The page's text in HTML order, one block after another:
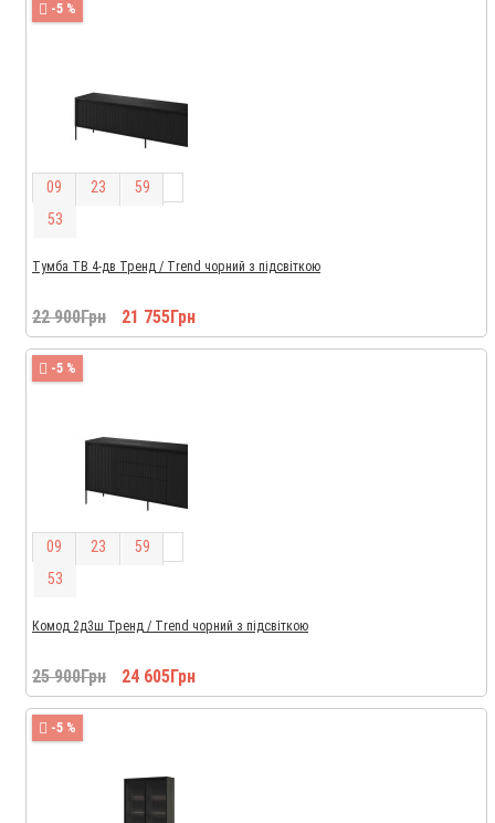
-5 %
09 23 59
52
Тумба ТВ 4-дв Тренд / Trend чорний з підсвіткою
22 900Грн 21 755Грн
-5 %
09 23 59
52
Комод 2д3ш Тренд / Trend чорний з підсвіткою
25 900Грн 24 605Грн
-5 %